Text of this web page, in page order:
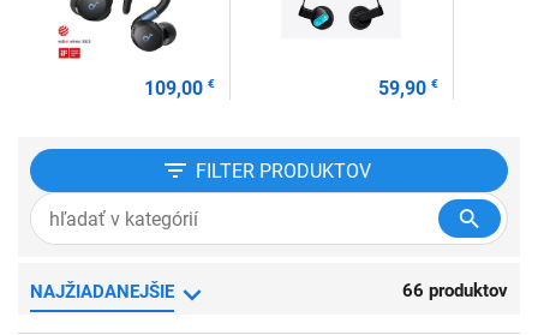
109,00 € 59,90€
FILTER PRODUKTOV
NAJŽIADANEJŠIE 66 produktov